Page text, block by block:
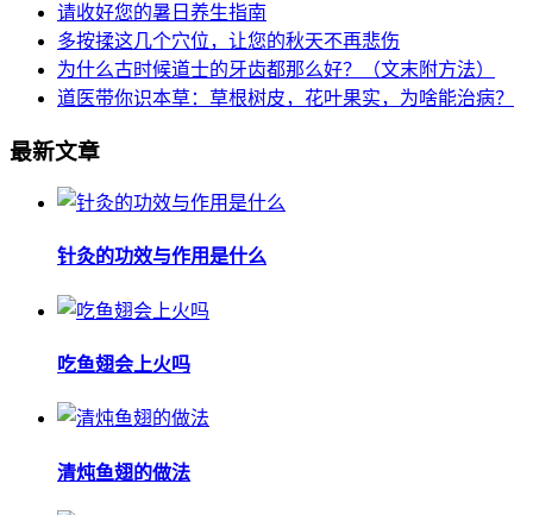
请收好您的暑日养生指南
多按揉这几个穴位，让您的秋天不再悲伤
为什么古时候道士的牙齿都那么好？（文末附方法）
道医带你识本草：草根树皮，花叶果实，为啥能治病？
最新文章
针灸的功效与作用是什么
吃鱼翅会上火吗
清炖鱼翅的做法